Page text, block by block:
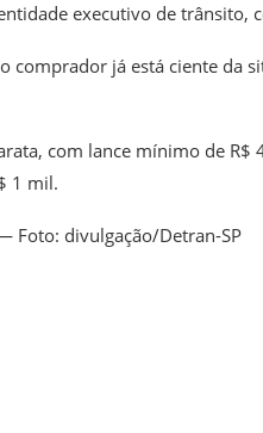
executivo de trânsito,
comprador já está ciente da
com lance mínimo de R$
1 mil.
Foto: divulgação/Detran-SP